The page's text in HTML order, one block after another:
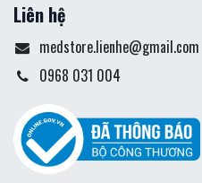
Liên hệ
medstore.lienhe@gmail.com
0968 031 004